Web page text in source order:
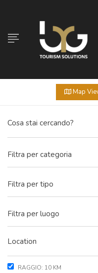
Map
Filtra per categoria
Filtra per tipo
Filtra per luogo
RAGGIO: 10 KM
Museo Laboratorio